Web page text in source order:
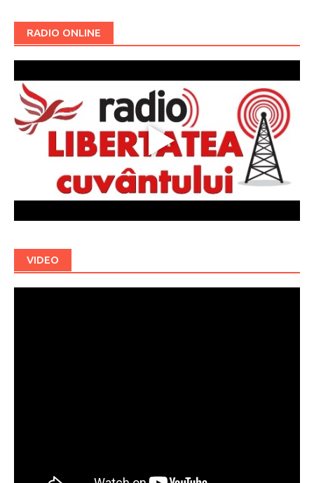
RADIO ONLINE
VIDEO